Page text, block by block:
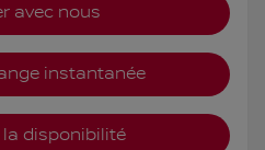
avec nous
instantanée
disponibilité